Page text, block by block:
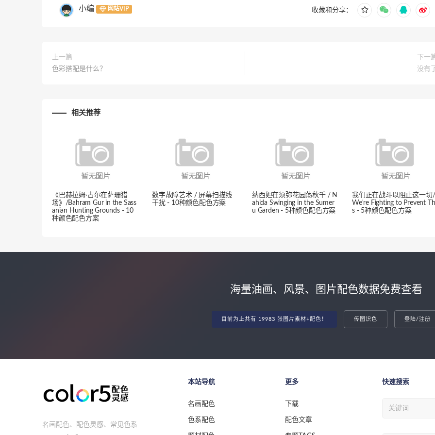
小编 网站VIP 收藏和分享：
上一篇
色彩搭配是什么？
下一
没有
相关推荐
《巴赫拉姆·古尔在萨珊猎
场》/Bahram Gur in the Sass
anian Hunting Grounds - 10
种颜色配色方案
数字故障艺术 / 屏幕扫描线
干扰 - 10种颜色配色方案
纳西妲在须弥花园荡秋千 / N
ahida Swinging in the Sumer
u Garden - 5种颜色配色方案
我们正在战斗以阻止这一切/
We're Fighting to Prevent
s - 5种颜色配色方案
海量油画、风景、图片配色数据免费查看
目前为止共有 19983 张图片素材+配色！ 传图识色 登陆/注册
名画配色、配色灵感、常见色系
本站导航
名画配色
色系配色
更多
下载
配色文章
快速搜索